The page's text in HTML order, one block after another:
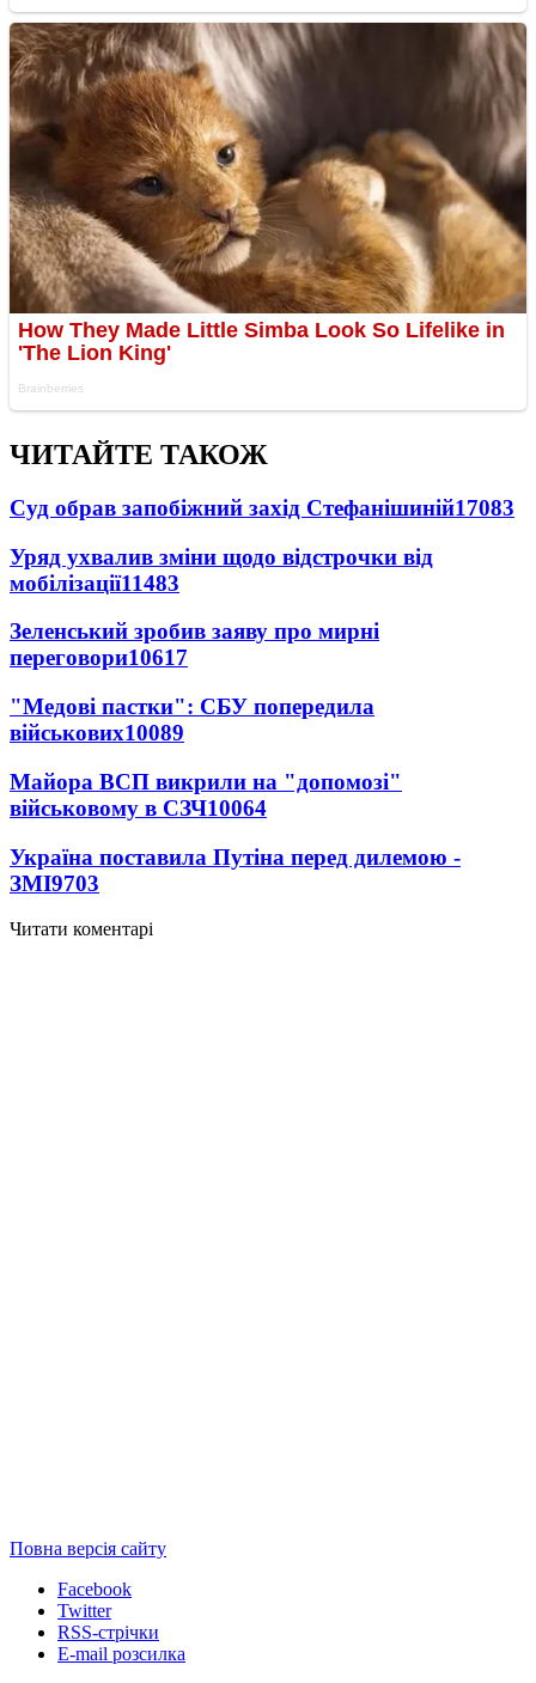
ЧИТАЙТЕ ТАКОЖ
Суд обрав запобіжний захід Стефанішиній17083
Уряд ухвалив зміни щодо відстрочки від
мобілізації11483
Зеленський зробив заяву про мирні
переговори10617
"Медові пастки": СБУ попередила
військових10089
Майора ВСП викрили на "допомозі"
військовому в СЗЧ10064
Україна поставила Путіна перед дилемою -
ЗМІ9703
Читати коментарі
Повна версія сайту
Facebook
Twitter
RSS-стрічки
E-mail розсилка